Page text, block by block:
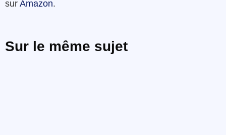
sur Amazon.
Sur le même sujet